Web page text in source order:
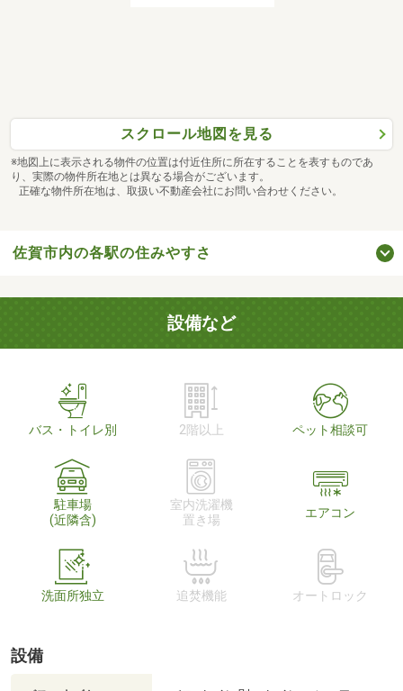
スクロール地図を見る
※地図上に表示される物件の位置は付近住所に所在することを表すものであ
り、実際の物件所在地とは異なる場合がございます。
正確な物件所在地は、取扱い不動産会社にお問い合わせください。
佐賀市内の各駅の住みやすさ
設備など
バス・トイレ別 2階以上 ペット相談可
駐車場
(近隣含)
室内洗濯機
置き場
エアコン
洗面所独立 追焚機能 オートロック
設備